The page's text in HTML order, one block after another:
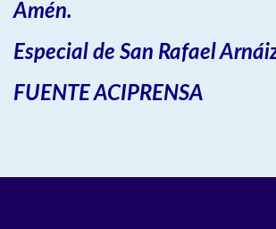
Amén.
Especial de San Rafael
FUENTE ACIPRENSA